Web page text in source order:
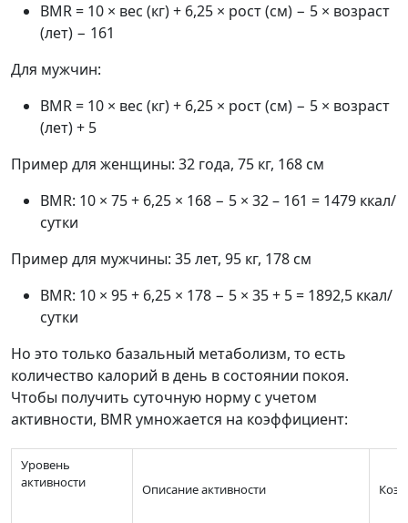
BMR = 10 × вес (кг) + 6,25 × рост (см) − 5 × возраст
(лет) − 161
Для мужчин:
BMR = 10 × вес (кг) + 6,25 × рост (см) − 5 × возраст
(лет) + 5
Пример для женщины: 32 года, 75 кг, 168 см
BMR: 10 × 75 + 6,25 × 168 − 5 × 32 – 161 = 1479 ккал/
сутки
Пример для мужчины: 35 лет, 95 кг, 178 см
BMR: 10 × 95 + 6,25 × 178 − 5 × 35 + 5 = 1892,5 ккал/
сутки
Но это только базальный метаболизм, то есть
количество калорий в день в состоянии покоя.
Чтобы получить суточную норму с учетом
активности, BMR умножается на коэффициент:
Уровень
активности
Описание активности